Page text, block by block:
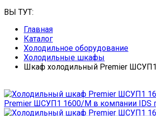
ВЫ ТУТ:
Главная
Каталог
Холодильное оборудование
Холодильные шкафы
Шкаф холодильный Premier